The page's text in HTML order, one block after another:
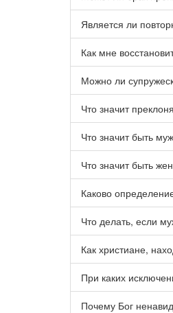
Является ли
Как мне
Можно ли
Что значит
Что значит быть
Что значит быть
Каково
Что делать, если
Как христиане,
При каких
Почему Бог